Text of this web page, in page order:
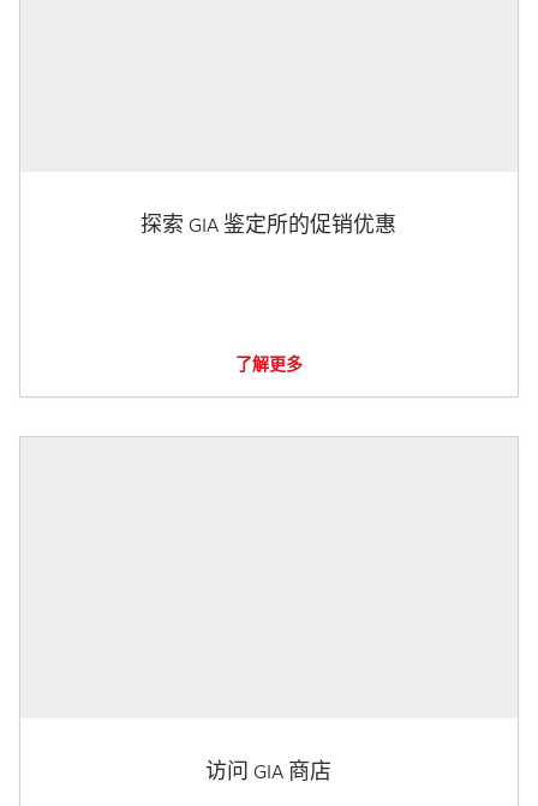
探索 GIA 鉴定所的促销优惠
了解更多
访问 GIA 商店